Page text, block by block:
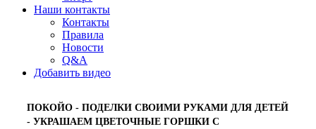
Наши контакты
Контакты
Правила
Новости
Q&A
Добавить видео
ПОКОЙО - ПОДЕЛКИ СВОИМИ РУКАМИ ДЛЯ ДЕТЕЙ
- УКРАШАЕМ ЦВЕТОЧНЫЕ ГОРШКИ С